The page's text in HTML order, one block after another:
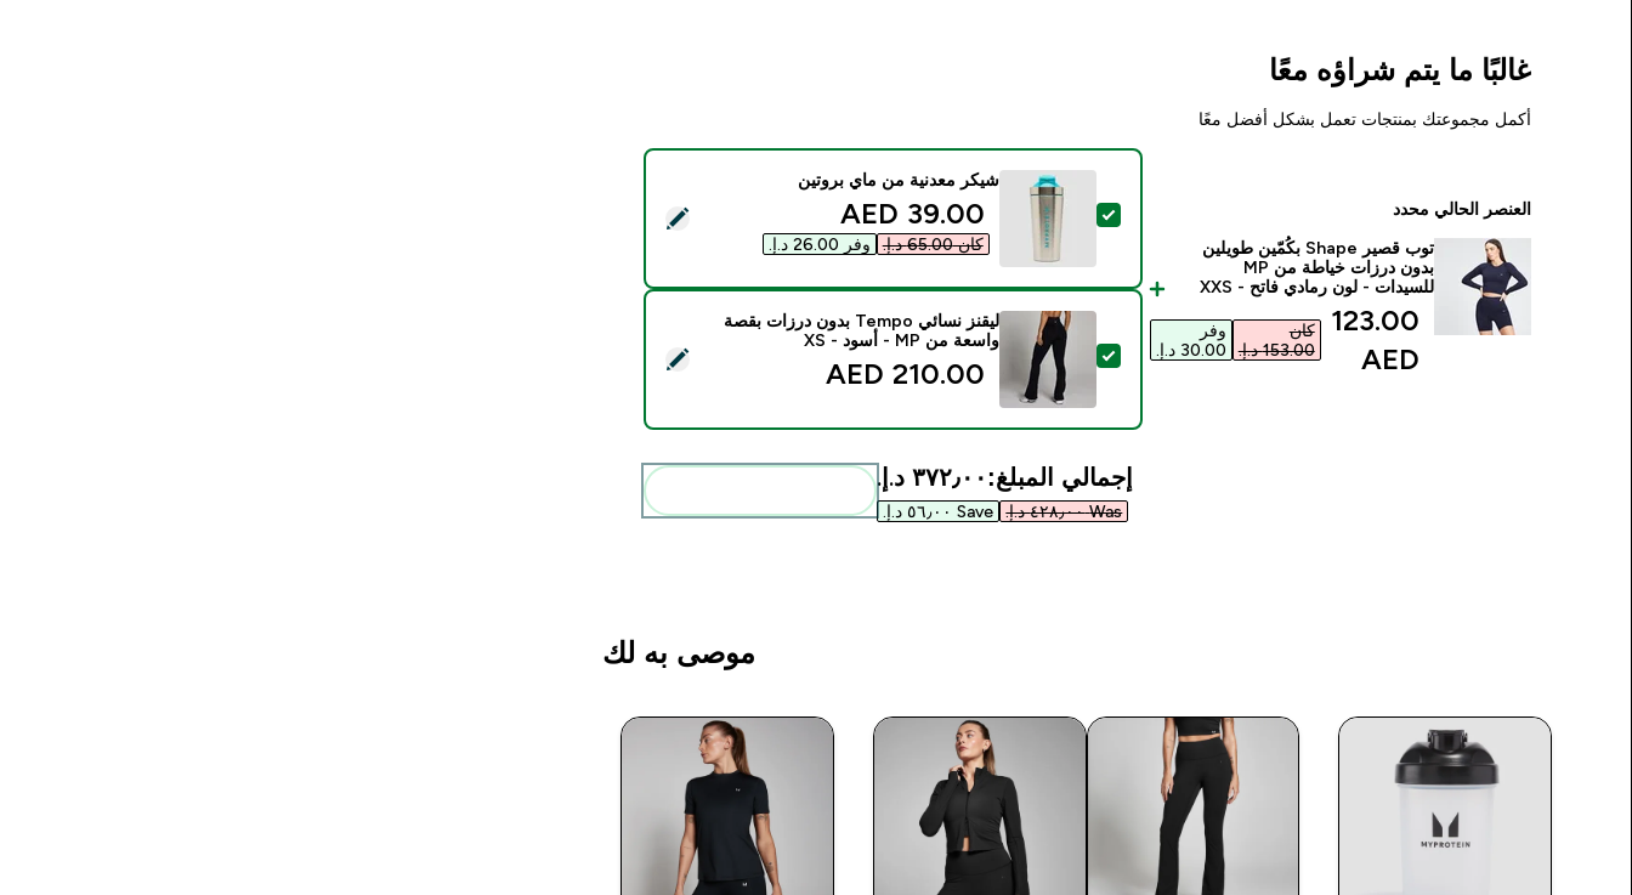
غالبًا ما يتم شراؤه معًا
أكمل مجموعتك بمنتجات تعمل بشكل أفضل معًا
العنصر الحالي محدد
توب قصير Shape بكُمّين طويلين
بدون درزات خياطة من MP
للسيدات - لون رمادي فاتح - XXS
discounted price
123.00
AED‎
كان
‏153.00 د.إ.‏‎
وفر
تحديد هذا المنتج - شيكر معدنية من ماي بروتين
شيكر معدنية من ماي بروتين
discounted price
39.00 AED‎
كان ‏65.00 د.إ.‏‎ وفر ‏26.00 د.إ.‏‎
تحديد هذا المنتج - ليقنز نسائي Tempo بدون درزات بقصة واسعة من MP - أسود - XS
ليقنز نسائي Tempo بدون درزات بقصة
واسعة من MP - أسود - XS
210.00 AED‎
إجمالي المبلغ: ٣٧٢٫٠٠ د.إ.‏‎
Was ٤٢٨٫٠٠ د.إ.‏‎ Save ٥٦٫٠٠ د.إ.‏‎
موصى به لك